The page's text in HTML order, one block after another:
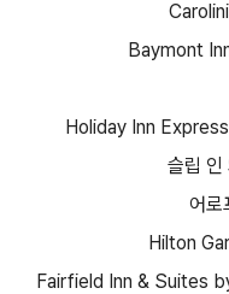
Baymont
Holiday Inn
슬립 인
어로
Hilton
Fairfield Inn & Suites